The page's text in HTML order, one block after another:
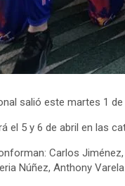
salió este martes 1
el 5 y 6 de abril en las
Carlos
Núñez, Anthony